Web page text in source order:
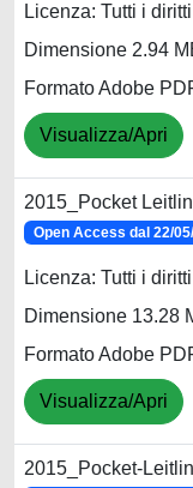
Licenza: Tutti i
Dimensione 2.94
Formato Adobe
Visualizza/Apri
2015_Pocket
Open Access dal 22/
Licenza: Tutti i
Dimensione 13.28
Formato Adobe
Visualizza/Apri
2015_Pocket-